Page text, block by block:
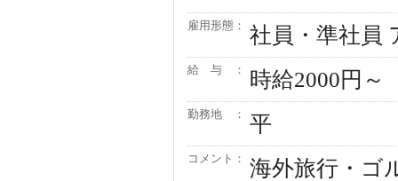
雇用形態： 社員・準社員
給 与 ： 時給2000円～
勤務地 ： 平
コメント：
海外旅行・ゴ